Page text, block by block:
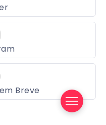
Breve